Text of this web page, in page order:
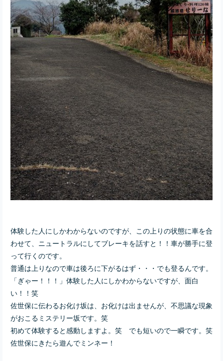
体験した人にしかわからないのですが、この上りの状態に車を合
わせて、ニュートラルにしてブレーキを話すと！！車が勝手に登
って行くのです。
普通は上りなので車は後ろに下がるはず・・・でも登るんです。
「ぎゃー！！！」体験した人にしかわからないですが、面白
い！！笑
佐世保に伝わるお化け坂は、お化けは出ませんが、不思議な現象
がおこるミステリー坂です。笑
初めて体験すると感動しますよ。笑 でも短いので一瞬です。笑
佐世保にきたら遊んでミンネー！